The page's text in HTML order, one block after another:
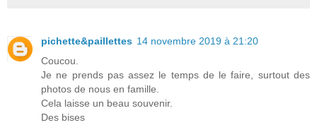
pichette&paillettes 14 novembre 2019 à 21:20
Coucou.
Je ne prends pas assez le temps de le faire, surtout des
photos de nous en famille.
Cela laisse un beau souvenir.
Des bises